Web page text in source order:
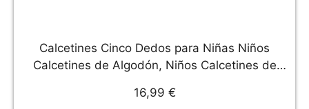
Calcetines Cinco Dedos para Niñas Niños
Calcetines de Algodón, Niños Calcetines de
hallux valgus, 3-12 Años, 4 Pares
16,99 €